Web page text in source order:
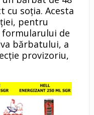
cu soția. Acesta
pentru
formularului de
bărbatului, a
provizoriu,